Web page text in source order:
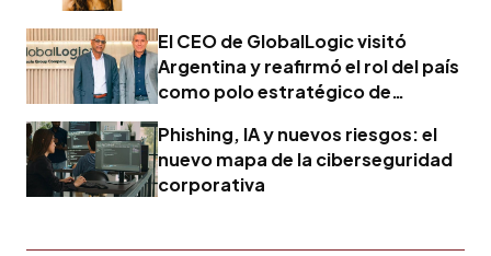
El CEO de GlobalLogic visitó
Argentina y reafirmó el rol del país
como polo estratégico de
Phishing, IA y nuevos riesgos: el
nuevo mapa de la ciberseguridad
corporativa